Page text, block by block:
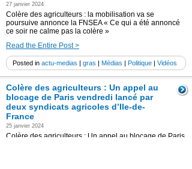
27 janvier 2024
Colère des agriculteurs : la mobilisation va se
poursuive annonce la FNSEA « Ce qui a été annoncé
ce soir ne calme pas la colère »
Read the Entire Post >
Posted in actu-medias | gras | Médias | Politique | Vidéos
Colère des agriculteurs : Un appel au
blocage de Paris vendredi lancé par
deux syndicats agricoles d’Ile-de-
France
25 janvier 2024
Colère des agriculteurs : Un appel au blocage de Paris